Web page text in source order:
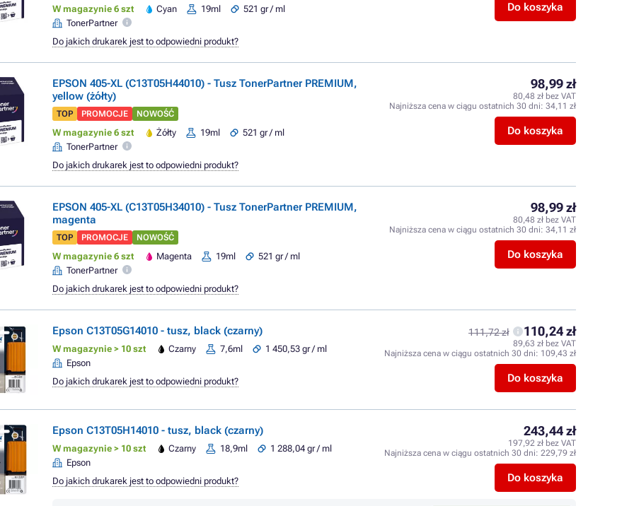
W magazynie 6 szt Cyan 19ml
521 gr / ml
TonerPartner
Do koszyka
Do jakich drukarek jest to odpowiedni produkt?
EPSON 405-XL (C13T05H44010) - Tusz TonerPartner PREMIUM,
yellow (żółty)
TOP PROMOCJE NOWOŚĆ
W magazynie 6 szt Żółty 19ml
521 gr / ml
TonerPartner
98,99 zł
80,48 zł bez VAT
Najniższa cena w ciągu ostatnich 30 dni: 34,11 zł
Do koszyka
Do jakich drukarek jest to odpowiedni produkt?
EPSON 405-XL (C13T05H34010) - Tusz TonerPartner PREMIUM,
magenta
TOP PROMOCJE NOWOŚĆ
W magazynie 6 szt Magenta 19ml
521 gr / ml
TonerPartner
98,99 zł
80,48 zł bez VAT
Najniższa cena w ciągu ostatnich 30 dni: 34,11 zł
Do koszyka
Do jakich drukarek jest to odpowiedni produkt?
Epson C13T05G14010 - tusz, black (czarny)
W magazynie > 10 szt Czarny 7,6ml
1 450,53 gr / ml
Epson
111,72 zł 110,24 zł
89,63 zł bez VAT
Najniższa cena w ciągu ostatnich 30 dni: 109,43 zł
Do koszyka
Do jakich drukarek jest to odpowiedni produkt?
Epson C13T05H14010 - tusz, black (czarny)
W magazynie > 10 szt Czarny 18,9ml
1 288,04 gr / ml
Epson
243,44 zł
197,92 zł bez VAT
Najniższa cena w ciągu ostatnich 30 dni: 229,79 zł
Do koszyka
Do jakich drukarek jest to odpowiedni produkt?